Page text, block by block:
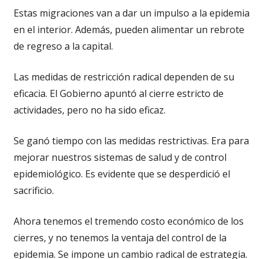
Estas migraciones van a dar un impulso a la epidemia
en el interior. Además, pueden alimentar un rebrote
de regreso a la capital.
Las medidas de restricción radical dependen de su
eficacia. El Gobierno apuntó al cierre estricto de
actividades, pero no ha sido eficaz.
Se ganó tiempo con las medidas restrictivas. Era para
mejorar nuestros sistemas de salud y de control
epidemiológico. Es evidente que se desperdició el
sacrificio.
Ahora tenemos el tremendo costo económico de los
cierres, y no tenemos la ventaja del control de la
epidemia. Se impone un cambio radical de estrategia.